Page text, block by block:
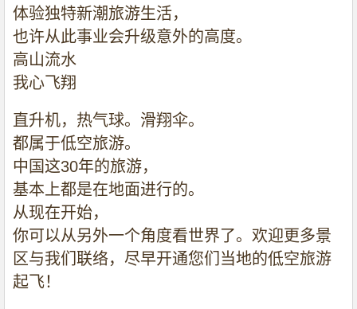
体验独特新潮旅游生活，
也许从此事业会升级意外的高度。
高山流水
我心飞翔
直升机，热气球。滑翔伞。
都属于低空旅游。
中国这30年的旅游，
基本上都是在地面进行的。
从现在开始，
你可以从另外一个角度看世界了。欢迎更多景
区与我们联络，尽早开通您们当地的低空旅游
起飞！